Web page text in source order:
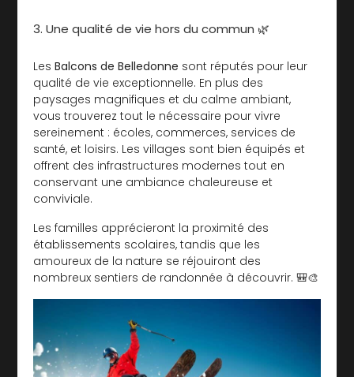
3. Une qualité de vie hors du commun 🌿
LesBalcons de Belledonne sont réputés pour leur
qualité de vie exceptionnelle. En plus des
paysages magnifiques et du calme ambiant,
vous trouverez tout le nécessaire pour vivre
sereinement : écoles, commerces, services de
santé, et loisirs. Les villages sont bien équipés et
offrent des infrastructures modernes tout en
conservant une ambiance chaleureuse et
conviviale.
Les familles apprécieront la proximité des
établissements scolaires, tandis que les
amoureux de la nature se réjouiront des
nombreux sentiers de randonnée à découvrir. 🎒🎨